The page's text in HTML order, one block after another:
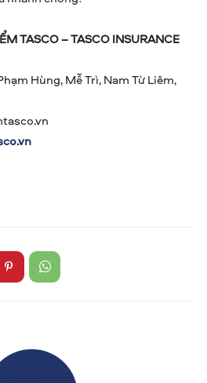
TASCO – TASCO INSURANCE
Hùng, Mễ Trì, Nam Từ Liêm,